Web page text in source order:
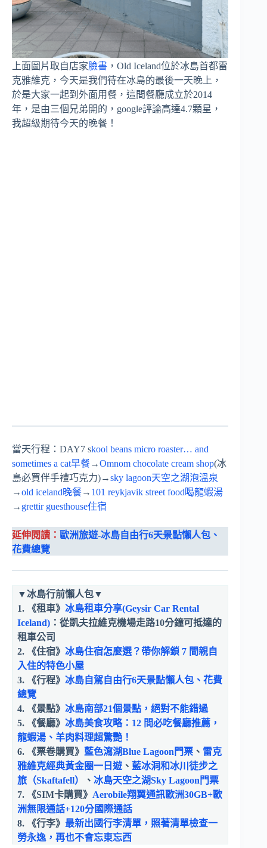
上面圖片取自店家臉書 ，Old Iceland位於冰島首都雷
克雅維克，今天是我們待在冰島的最後一天晚上，
於是大家一起到外面用餐，這間餐廳成立於2014
年，是由三個兄弟開的，google評論高達4.7顆星，
我超級期待今天的晚餐！
當天行程：DAY7 skool beans micro roaster… and
sometimes a cat早餐→Omnom chocolate cream shop(冰
島必買伴手禮巧克力)→sky lagoon天空之湖泡溫泉
→old iceland晚餐→ 101 reykjavik street food喝龍蝦湯
→ grettir guesthouse住宿
延伸閱讀： 歐洲旅遊-冰島自由行6天景點懶人包、
花費總覽
▼冰島行前懶人包▼
1. 《租車》 冰島租車分享(Geysir Car Rental
Iceland) ：從凱夫拉維克機場走路10分鐘可抵達的
租車公司
2. 《住宿》 冰島住宿怎麼選？帶你解鎖 7 間親自
入住的特色小屋
3. 《行程》 冰島自駕自由行6天景點懶人包、花費
總覽
4. 《景點》 冰島南部21個景點，絕對不能錯過
5. 《餐廳》 冰島美食攻略：12 間必吃餐廳推薦，
龍蝦湯、羊肉料理超驚艷！
6. 《票卷購買》 藍色瀉湖Blue Lagoon門票 、 雷克
雅維克經典黃金圈一日遊 、 藍冰洞和冰川徒步之
旅（Skaftafell）
、 冰島天空之湖Sky Lagoon門票
7. 《SIM卡購買》 Aerobile翔翼通訊歐洲30GB+歐
洲無限通話+120分國際通話
8.
《行李》 最新出國行李清單，照著清單檢查一
勞永逸，再也不會忘東忘西